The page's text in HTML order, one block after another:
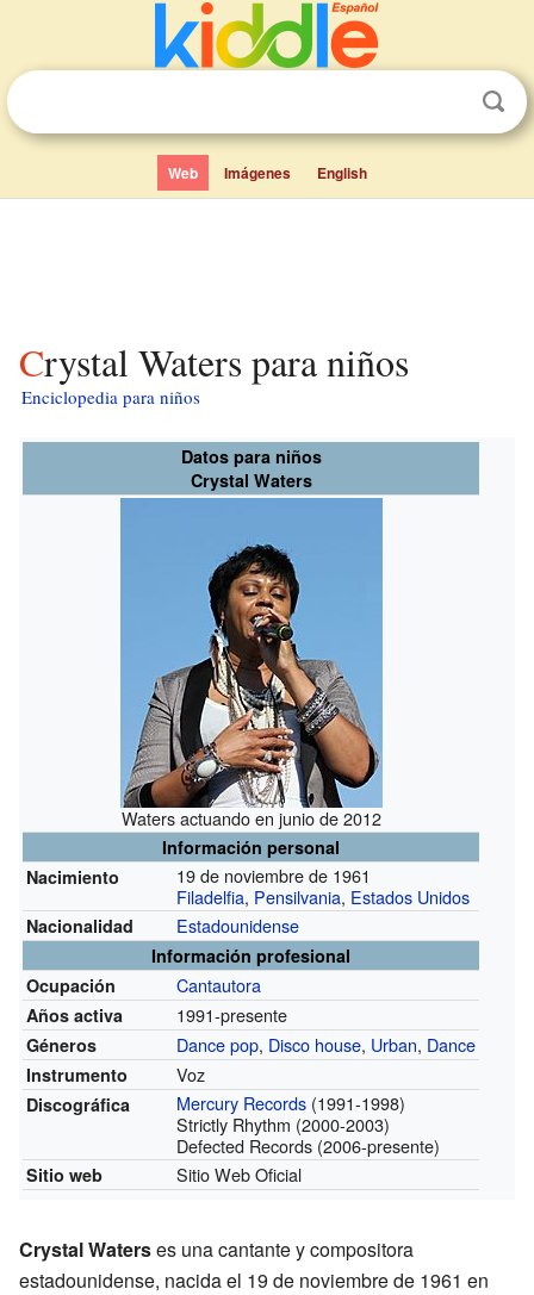
Web Imágenes English
Crystal Waters para niños
Enciclopedia para niños
Datos para niños
Crystal Waters
Waters actuando en junio de 2012
Información personal
Nacimiento
19 de noviembre de 1961
Filadelfia, Pensilvania, Estados Unidos
Nacionalidad Estadounidense
Información profesional
Ocupación
Cantautora
Años activa 1991-presente
Géneros Dance pop, Disco house, Urban, Dance
Instrumento Voz
Discográfica Mercury Records (1991-1998)
Strictly Rhythm (2000-2003)
Defected Records (2006-presente)
Sitio web Sitio Web Oficial
Crystal Waterses una cantante y compositora
estadounidense, nacida el 19 de noviembre de 1961 en